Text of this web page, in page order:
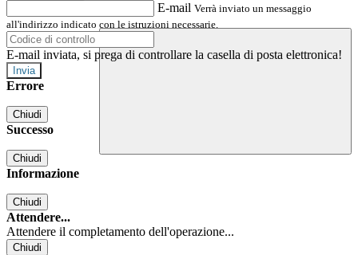
E-mail Verrà inviato un messaggio
all'indirizzo indicato con le istruzioni necessarie.
E-mail inviata, si prega di controllare la casella di posta elettronica!
Errore
Chiudi
Successo
Chiudi
Informazione
Chiudi
Attendere...
Attendere il completamento dell'operazione...
Chiudi